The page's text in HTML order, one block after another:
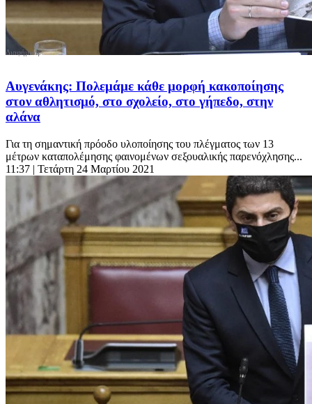
Αυγενάκης: Πολεμάμε κάθε μορφή κακοποίησης
στον αθλητισμό, στο σχολείο, στο γήπεδο, στην
αλάνα
Για τη σημαντική πρόοδο υλοποίησης του πλέγματος των 13
μέτρων καταπολέμησης φαινομένων σεξουαλικής παρενόχλησης...
11:37 | Τετάρτη 24 Μαρτίου 2021